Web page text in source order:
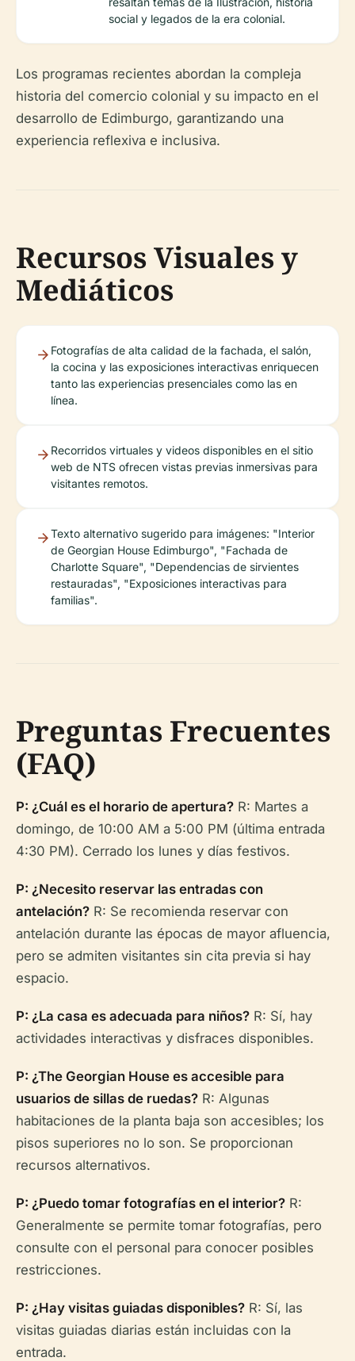
social y legados de la era colonial.
Los programas recientes abordan la compleja
historia del comercio colonial y su impacto en el
desarrollo de Edimburgo, garantizando una
experiencia reflexiva e inclusiva.
Recursos Visuales y
Mediáticos
Fotografías de alta calidad de la fachada, el salón,
la cocina y las exposiciones interactivas enriquecen
tanto las experiencias presenciales como las en
línea.
Recorridos virtuales y videos disponibles en el sitio
web de NTS ofrecen vistas previas inmersivas para
visitantes remotos.
Texto alternativo sugerido para imágenes: "Interior
de Georgian House Edimburgo", "Fachada de
Charlotte Square", "Dependencias de sirvientes
restauradas", "Exposiciones interactivas para
familias".
Preguntas Frecuentes
(FAQ)
P: ¿Cuál es el horario de apertura? R: Martes a
domingo, de 10:00 AM a 5:00 PM (última entrada
4:30 PM). Cerrado los lunes y días festivos.
P: ¿Necesito reservar las entradas con
antelación? R: Se recomienda reservar con
antelación durante las épocas de mayor afluencia,
pero se admiten visitantes sin cita previa si hay
espacio.
P: ¿La casa es adecuada para niños? R: Sí, hay
actividades interactivas y disfraces disponibles.
P: ¿The Georgian House es accesible para
usuarios de sillas de ruedas? R: Algunas
habitaciones de la planta baja son accesibles; los
pisos superiores no lo son. Se proporcionan
recursos alternativos.
P: ¿Puedo tomar fotografías en el interior? R:
Generalmente se permite tomar fotografías, pero
consulte con el personal para conocer posibles
restricciones.
P: ¿Hay visitas guiadas disponibles? R: Sí, las
visitas guiadas diarias están incluidas con la
entrada.